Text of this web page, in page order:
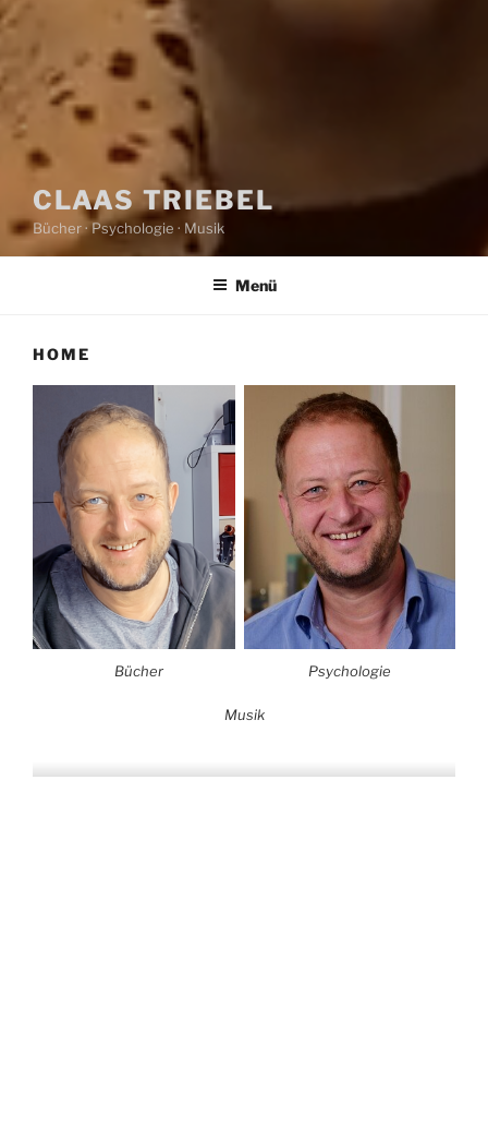
CLAAS TRIEBEL
Bücher · Psychologie · Musik
Menü
HOME
Bücher Psychologie
Musik